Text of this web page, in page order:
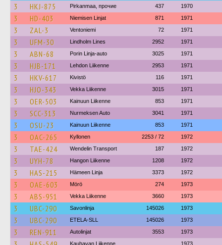
3 HKJ-875 Pirkanmaa, прочие 437 1970
3 HD-403 Niemisen Linjat 871 1971
3 ZAL-3 Ventoniemi 72 1971
3 UFM-30 Lindholm Lines 2952 1971
3 ABN-68 Porin Linja-auto 3025 1971
3 HJB-171 Lehdon Liikenne 2953 1971
3 HKV-617 Kivistö 116 1971
3 HJO-343 Vekka Liikenne 3015 1971
3 OER-503 Kainuun Liikenne 853 1971
3 SCC-313 Nurmeksen Auto 3041 1971
3 OSU-23 Kainuun Liikenne 853 1971
3 OAC-265 Kyllonen 2253 / 72 1972
3 TAE-424 Wendelin Transport 187 1972
3 UYH-78 Hangon Liikenne 1208 1972
3 HAS-215 Hämeen Linja 3373 1972
3 OAE-603 Mörö 274 1973
3 ABS-951 Vekka Liikenne 3660 1973
3 UBC-290 Savonlinja 145026 1973
3 UBC-290 ETELA-SLL 145026 1973
3 REN-911 Autolinjat 3553 1973
Kauhavan Liikenne 1973